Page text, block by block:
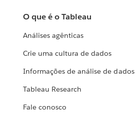
O que é o Tableau
Análises agênticas
Crie uma cultura de dados
Informações de análise de dados
Tableau Research
Fale conosco